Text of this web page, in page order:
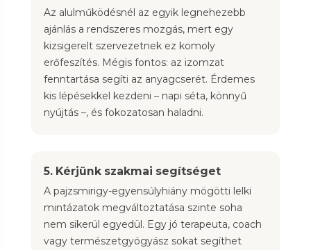
Az alulműködésnél az egyik legnehezebb
ajánlás a rendszeres mozgás, mert egy
kizsigerelt szervezetnek ez komoly
erőfeszítés. Mégis fontos: az izomzat
fenntartása segíti az anyagcserét. Érdemes
kis lépésekkel kezdeni – napi séta, könnyű
nyújtás –, és fokozatosan haladni.
5. Kérjünk szakmai segítséget
A pajzsmirigy-egyensúlyhiány mögötti lelki
mintázatok megváltoztatása szinte soha
nem sikerül egyedül. Egy jó terapeuta, coach
vagy természetgyógyász sokat segíthet